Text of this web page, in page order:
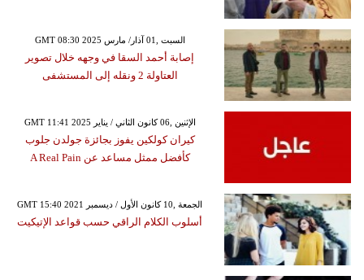
GMT 08:30 2025 السبت ,01 آذار/ مارس
إصابة أحمد السقا في وجهه خلال تصوير
العتاولة 2 ونقله إلى المستشفى
GMT 11:41 2025 الإثنين ,06 كانون الثاني / يناير
كيران كولكين يفوز بجائزة جولدن جلوب
كأفضل ممثل مساعد عن A Real Pain
GMT 15:40 2021 الجمعة ,10 كانون الأول / ديسمبر
أسلوب الكلام الراقي حسب قواعد الإتيكيت